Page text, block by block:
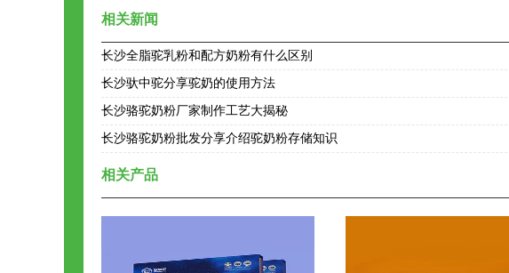
相关新闻
长沙全脂驼乳粉和配方奶粉有什么区别
长沙驮中驼分享驼奶的使用方法
长沙骆驼奶粉厂家制作工艺大揭秘
长沙骆驼奶粉批发分享介绍驼奶粉存储知识
相关产品